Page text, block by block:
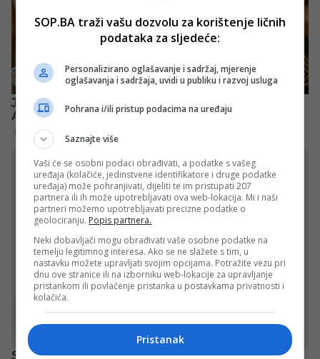
SOP.BA traži vašu dozvolu za korištenje ličnih
podataka za sljedeće:
Personalizirano oglašavanje i sadržaj, mjerenje
oglašavanja i sadržaja, uvidi u publiku i razvoj usluga
Pohrana i/ili pristup podacima na uređaju
Saznajte više
Vaši će se osobni podaci obrađivati, a podatke s vašeg
uređaja (kolačiće, jedinstvene identifikatore i druge podatke
uređaja) može pohranjivati, dijeliti te im pristupati 207
partnera ili ih može upotrebljavati ova web-lokacija. Mi i naši
partneri možemo upotrebljavati precizne podatke o
geolociranju. Popis partnera.
Neki dobavljači mogu obrađivati vaše osobne podatke na
temelju legitimnog interesa. Ako se ne slažete s tim, u
nastavku možete upravljati svojim opcijama. Potražite vezu pri
dnu ove stranice ili na izborniku web-lokacije za upravljanje
pristankom ili povlačenje pristanka u postavkama privatnosti i
kolačića.
Pristanak